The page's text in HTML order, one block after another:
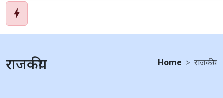
bolt
राजकीय Home राजकीय